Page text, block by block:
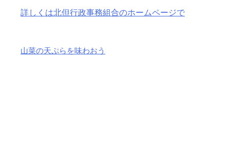
詳しくは北但行政事務組合のホームページで
山菜の天ぷらを味わおう